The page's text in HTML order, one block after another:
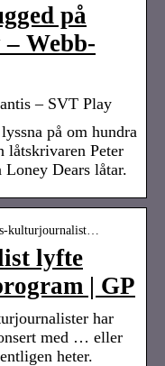
på
Webb-
– SVT Play
på om hundra
låtskrivaren Peter
Dears låtar.
kulturjournalist…
lyfte
| GP
har
med … eller
heter.